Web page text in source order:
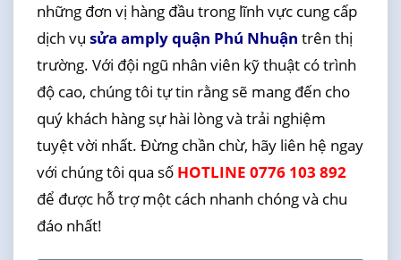
những đơn vị hàng đầu trong lĩnh vực cung cấp
dịch vụ sửa amply quận Phú Nhuận trên thị
trường. Với đội ngũ nhân viên kỹ thuật có trình
độ cao, chúng tôi tự tin rằng sẽ mang đến cho
quý khách hàng sự hài lòng và trải nghiệm
tuyệt vời nhất. Đừng chần chừ, hãy liên hệ ngay
với chúng tôi qua số HOTLINE 0776 103 892
để được hỗ trợ một cách nhanh chóng và chu
đáo nhất!